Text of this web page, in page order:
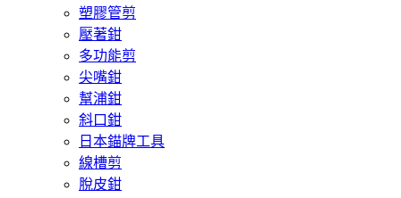
塑膠管剪
壓著鉗
多功能剪
尖嘴鉗
幫浦鉗
斜口鉗
日本錨牌工具
線槽剪
脫皮鉗